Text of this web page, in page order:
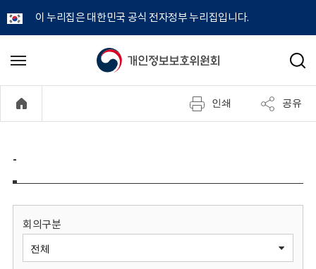
이 누리집은 대한민국 공식 전자정부 누리집입니다.
개
정
보
메
기
검
인쇄 공유
-
회의구분